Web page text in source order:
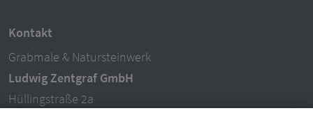
Kontakt
Grabmale & Natursteinwerk
Ludwig Zentgraf GmbH
Hüllingstraße 2a